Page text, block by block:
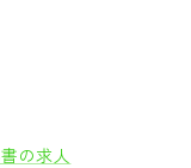
の求人